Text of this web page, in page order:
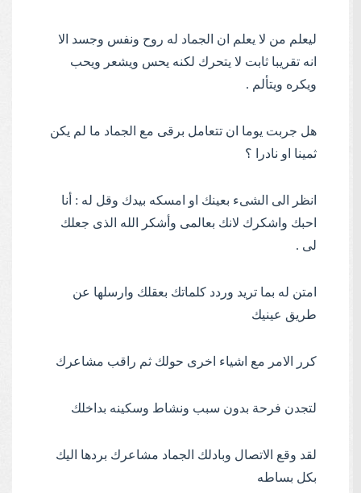
ليعلم من لا يعلم ان الجماد له روح ونفس وجسد الا
انه تقريبا ثابت لا يتحرك لكنه يحس ويشعر ويحب
ويكره ويتألم .
هل جربت يوما ان تتعامل برقى مع الجماد ما لم يكن
ثمينا او نادرا ؟
انظر الى الشىء بعينك او امسكه بيدك وقل له : أنا
احبك واشكرك لانك بعالمى وأشكر الله الذى جعلك
لى .
امتن له بما تريد وردد كلماتك بعقلك وارسلها عن
طريق عينيك
كرر الامر مع اشياء اخرى حولك ثم راقب مشاعرك
لتجدن فرحة بدون سبب ونشاط وسكينه بداخلك
لقد وقع الاتصال وبادلك الجماد مشاعرك بردها اليك
بكل بساطه